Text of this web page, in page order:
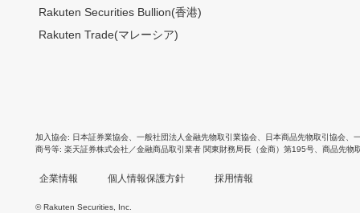
Rakuten Securities Bullion(香港)
Rakuten Trade(マレーシア)
加入協会 日本証券業協会 一般社団法人金融先物取引業協会 日本商品先物取引協会
商号等 楽天証券株式会社／金融商品取引業者 関東財務局長（金商）第195号、商品先物
企業情報 個人情報保護方針 採用情報
© Rakuten Securities, Inc.